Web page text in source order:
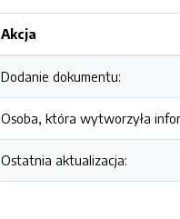
Akcja
Dodanie dokumentu:
Osoba, która wytworzyła
Ostatnia aktualizacja: